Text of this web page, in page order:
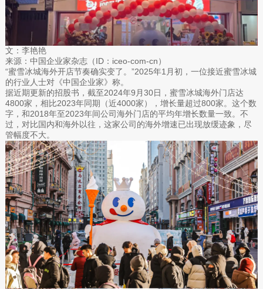
文：李艳艳
来源：中国企业家杂志（ID：iceo-com-cn）
“蜜雪冰城海外开店节奏确实变了。”2025年1月初，一位接近蜜雪冰城
的行业人士对《中国企业家》称。
据近期更新的招股书，截至2024年9月30日，蜜雪冰城海外门店达
4800家，相比2023年同期（近4000家），增长量超过800家。这个数
字，和2018年至2023年间公司海外门店的平均年增长数量一致。不
过，对比国内和海外以往，这家公司的海外增速已出现放缓迹象，尽
管幅度不大。